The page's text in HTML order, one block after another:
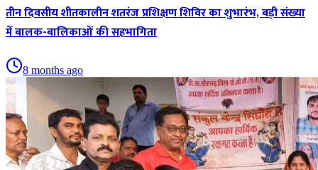
तीन दिवसीय शीतकालीन शतरंज प्रशिक्षण शिविर का शुभारंभ, बड़ी संख्या
में बालक-बालिकाओं की सहभागिता
8 months ago